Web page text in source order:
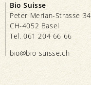
Bio Suisse
Peter Merian-Strasse 34
CH-4052 Basel
Tel. 061 204 66 66
bio@bio-suisse.ch